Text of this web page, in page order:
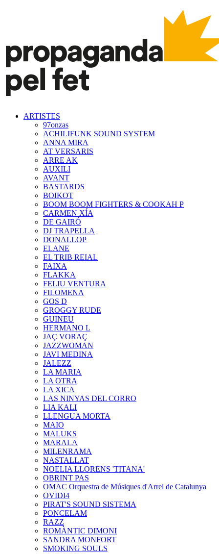
ARTISTES
97onzas
ACHILIFUNK SOUND SYSTEM
ANNA MIRA
AT VERSARIS
ARRE AK
AUXILI
AVANT
BASTARDS
BOIKOT
BOOM BOOM FIGHTERS & COOKAH P
CARMEN XÍA
DE GAIRÓ
DJ TRAPELLA
DONALLOP
ELANE
EL TRIB REIAL
FAIXA
FLAKKA
FELIU VENTURA
FILOMENA
GOS D
GROGGY RUDE
GUINEU
HERMANO L
JAÇ VORAÇ
JAZZWOMAN
JAVI MEDINA
JALEZZ
LA MARIA
LA OTRA
LA XICA
LAS NINYAS DEL CORRO
LIA KALI
LLENGUA MORTA
MAIO
MALUKS
MARALA
MILENRAMA
NASTALLAT
NOELIA LLORENS 'TITANA'
OBRINT PAS
OMAC Orquestra de Músiques d'Arrel de Catalunya
OVIDI4
PIRAT'S SOUND SISTEMA
PONCELAM
RAZZ
ROMÀNTIC DIMONI
SANDRA MONFORT
SMOKING SOULS